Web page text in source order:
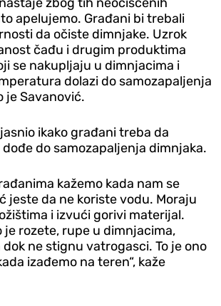
apelujemo. Građani bi trebali
da očiste dimnjake. Uzrok
čađu i drugim produktima
se nakupljaju u dimnjacima i
dolazi do samozapaljenja
je Savanović.
ikako građani treba da
do samozapaljenja dimnjaka.
kažemo kada nam se
jeste da ne koriste vodu. Moraju
i izvući gorivi materijal.
rozete, rupe u dimnjacima,
ne stignu vatrogasci. To je ono
izađemo na teren“, kaže